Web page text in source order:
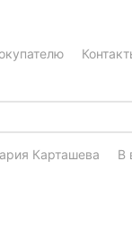
Карташева В